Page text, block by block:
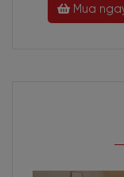
độc đáo tạo điểm
Mua